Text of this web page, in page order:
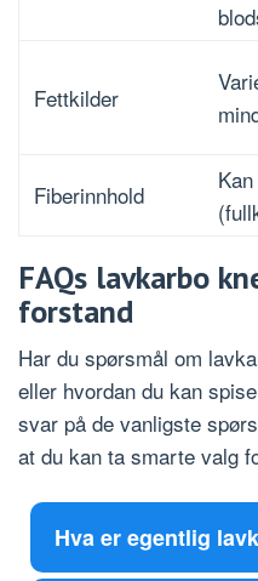
Fettkilder
Fiberinnhold
FAQs lavkarbo
forstand
Har du spørsmål om
eller hvordan du kan
svar på de vanligste
at du kan ta smarte valg
Hva er egentlig